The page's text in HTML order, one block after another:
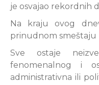
je osvajao rekordnih
Na kraju ovog
prinudnom
Sve ostaje
fenomenalnog i
administrativna ili